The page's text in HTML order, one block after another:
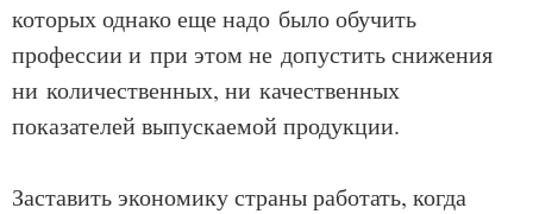
которых однако еще надо было обучить
профессии и при этом не допустить снижения
ни количественных, ни качественных
показателей выпускаемой продукции.
Заставить экономику страны работать, когда